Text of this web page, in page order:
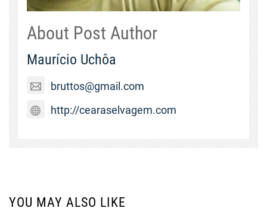
About Post Author
Maurício Uchôa
bruttos@gmail.com
http://cearaselvagem.com
YOU MAY ALSO LIKE